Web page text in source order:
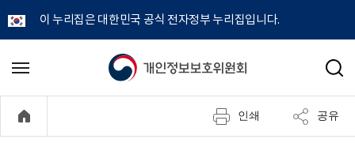
이 누리집은 대한민국 공식 전자정부 누리집입니다.
개
정
메
기
검
인쇄 공유